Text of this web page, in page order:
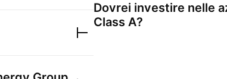
Dovrei investire nelle
Class A?